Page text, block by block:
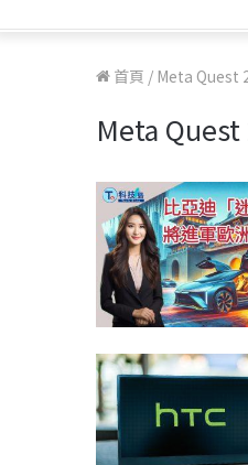
首頁 / Meta Quest
Meta Quest